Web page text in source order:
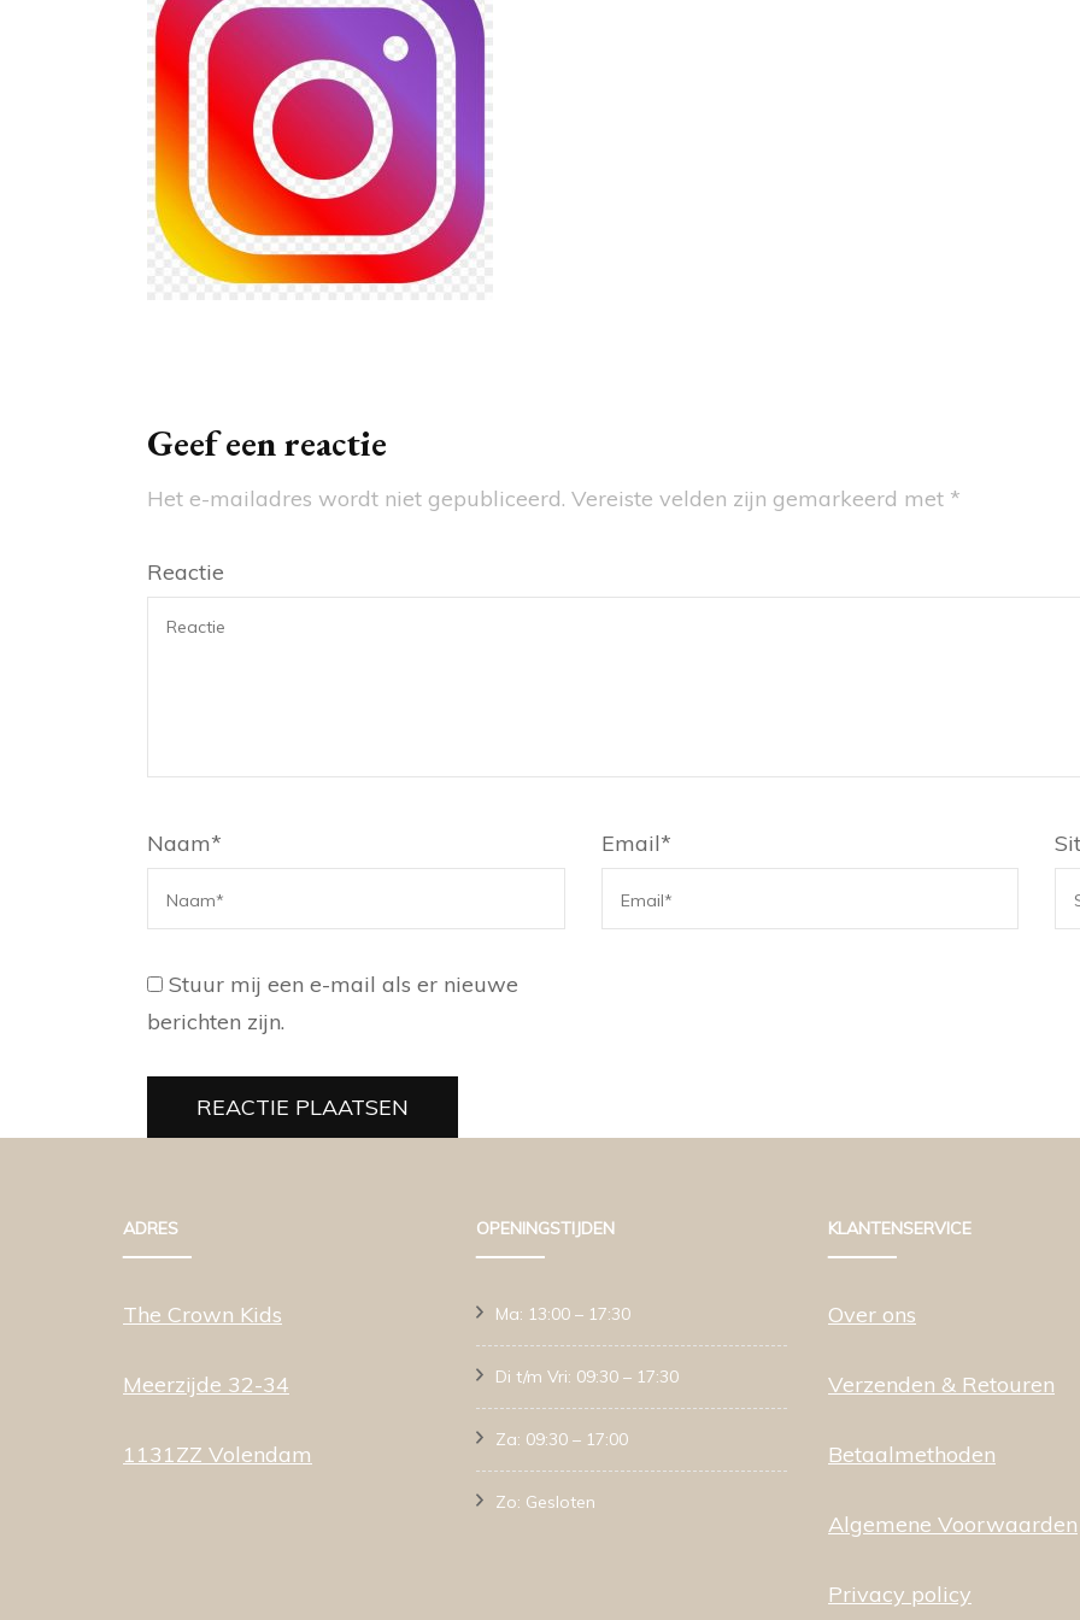
Geef een reactie
Het e-mailadres wordt niet gepubliceerd. Vereiste velden zijn gemarkeerd met *
Reactie
Naam* Email*
Stuur mij een e-mail als er nieuwe
berichten zijn.
ADRES
The Crown Kids
Meerzijde 32-34
1131ZZ Volendam
OPENINGSTIJDEN
Ma: 13:00 – 17:30
Di t/m Vri: 09:30 – 17:30
Za: 09:30 – 17:00
Zo: Gesloten
KLANTENSERVICE
Over ons
Verzenden & Retouren
Betaalmethoden
Algemene Voorwaarden
Privacy policy